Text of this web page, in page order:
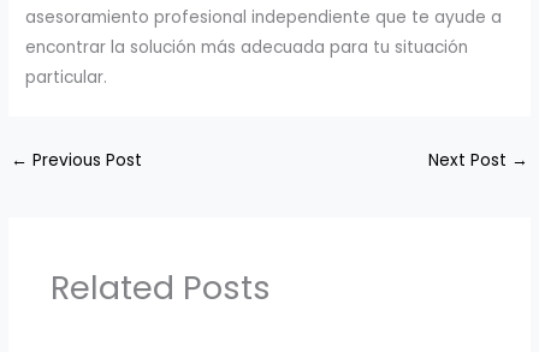
asesoramiento profesional independiente que te ayude a
encontrar la solución más adecuada para tu situación
particular.
← Previous Post Next Post →
Related Posts